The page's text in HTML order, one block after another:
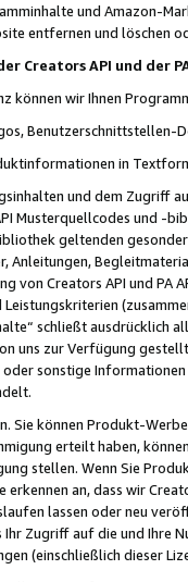
und Amazon-
entfernen und löschen
Creators API und der
können wir Ihnen
Benutzerschnittstellen-
in
und dem Zugriff
Musterquellcodes und
geltenden
Anleitungen,
von Creators API und PA
schließt ausdrücklich
uns zur Verfügung
sonstige
können Produkt-
erteilt haben,
stellen. Wenn Sie
an, dass wir
lassen oder neu
Zugriff auf die und Ihre
(einschließlich dieser